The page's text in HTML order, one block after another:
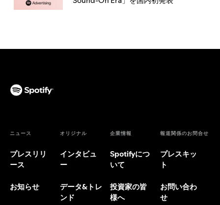
ニュース
プレスリリ
ース
お知らせ
オリジナル
インタビュ
ー
データ&トレ
ンド
企業情報
Spotifyにつ
いて
投資家の皆
様へ
報道関係のお問合せ
プレスキッ
ト
お問い合わ
せ